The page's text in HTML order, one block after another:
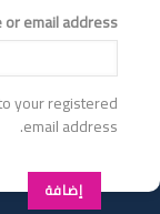
or email address
your registered
email address.